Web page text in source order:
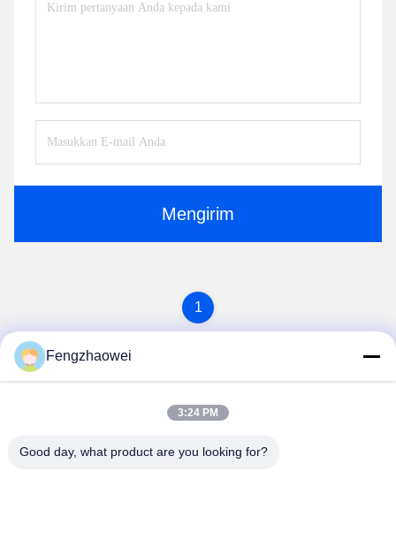
Mengirim
1
Fengzhaowei
3:24 PM
Good day, what product are you looking for?